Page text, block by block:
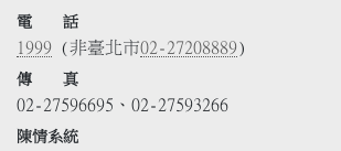
電 話
1999 (非臺北市02-27208889)
傳 真
02-27596695、02-27593266
陳情系統